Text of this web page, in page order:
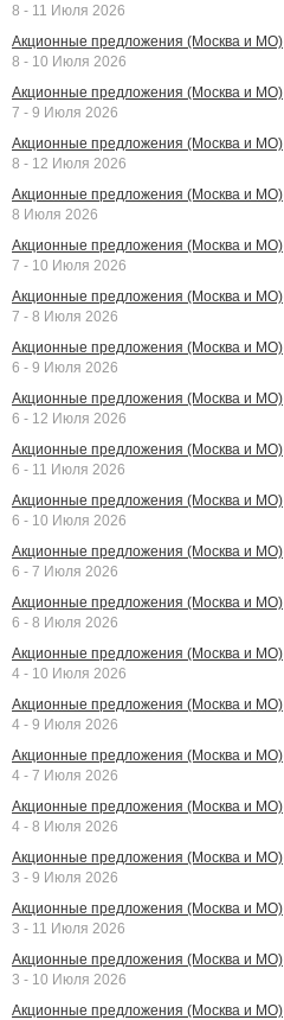
8 - 11 Июля 2026
Акционные предложения (Москва и МО)
8 - 10 Июля 2026
Акционные предложения (Москва и МО)
7 - 9 Июля 2026
Акционные предложения (Москва и МО)
8 - 12 Июля 2026
Акционные предложения (Москва и МО)
8 Июля 2026
Акционные предложения (Москва и МО)
7 - 10 Июля 2026
Акционные предложения (Москва и МО)
7 - 8 Июля 2026
Акционные предложения (Москва и МО)
6 - 9 Июля 2026
Акционные предложения (Москва и МО)
6 - 12 Июля 2026
Акционные предложения (Москва и МО)
6 - 11 Июля 2026
Акционные предложения (Москва и МО)
6 - 10 Июля 2026
Акционные предложения (Москва и МО)
6 - 7 Июля 2026
Акционные предложения (Москва и МО)
6 - 8 Июля 2026
Акционные предложения (Москва и МО)
4 - 10 Июля 2026
Акционные предложения (Москва и МО)
4 - 9 Июля 2026
Акционные предложения (Москва и МО)
4 - 7 Июля 2026
Акционные предложения (Москва и МО)
4 - 8 Июля 2026
Акционные предложения (Москва и МО)
3 - 9 Июля 2026
Акционные предложения (Москва и МО)
3 - 11 Июля 2026
Акционные предложения (Москва и МО)
3 - 10 Июля 2026
Акционные предложения (Москва и МО)